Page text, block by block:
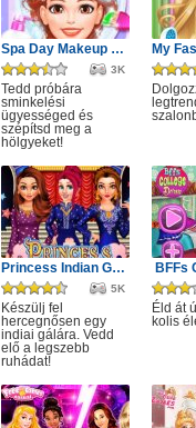
Spa Day Makeup Artist
3K
Tedd próbára
sminkelési
ügyességed és
szépítsd meg a
hölgyeket!
Princess Indian Gala Fashion
5K
Készülj fel
hercegnősen egy
indiai gálára. Vedd
elő a legszebb
ruhádat!
BFFs
Éld át
kolis